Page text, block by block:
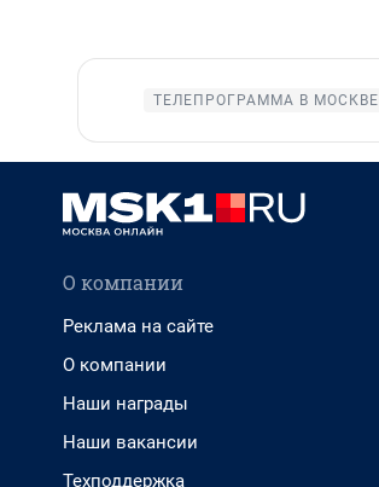
ТЕЛЕПРОГРАММА В МОСКВЕ
О компании
Реклама на сайте
О компании
Наши награды
Наши вакансии
Техподдержка